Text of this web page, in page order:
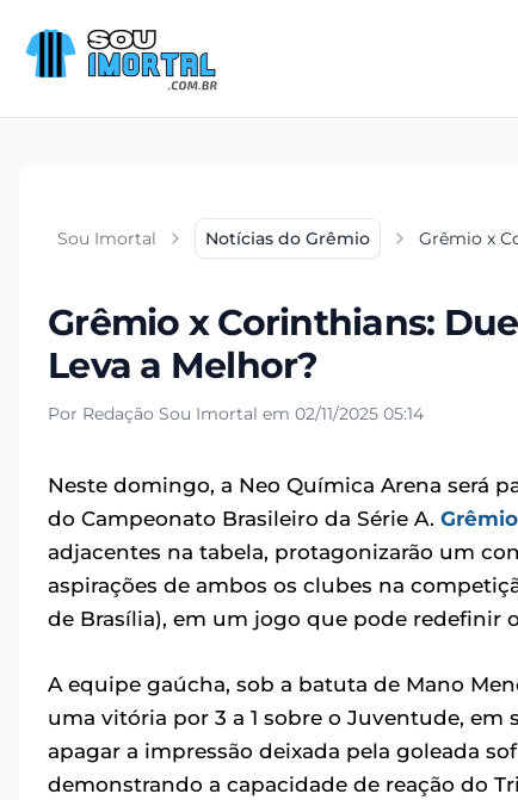
Sou Imortal Notícias do Grêmio Grêmio x
Grêmio x Corinthians:
Leva a Melhor?
Por Redação Sou Imortal em 02/11/2025 05:14
Neste domingo, a Neo Química Arena será
do Campeonato Brasileiro da Série A. Grêmio
adjacentes na tabela, protagonizarão um
aspirações de ambos os clubes na
de Brasília), em um jogo que pode redefinir
A equipe gaúcha, sob a batuta de Mano
uma vitória por 3 a 1 sobre o Juventude,
apagar a impressão deixada pela goleada
demonstrando a capacidade de reação do